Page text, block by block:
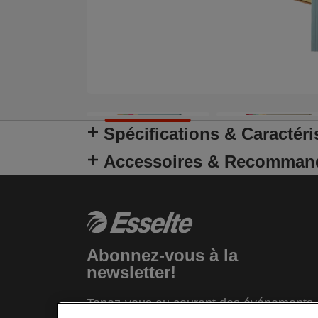
Spécifications &
Accessoires &
Abonnez-vous à la
newsletter!
Tenez-vous au courant des événements,